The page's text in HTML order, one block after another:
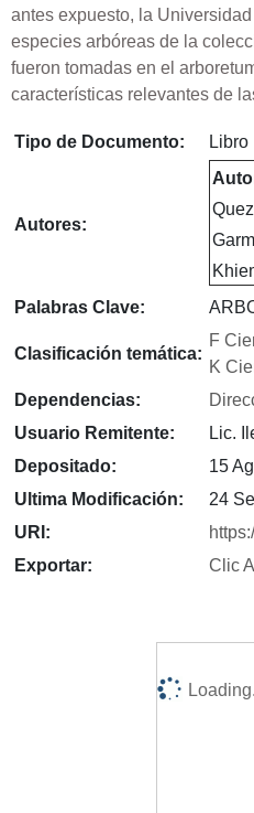
antes expuesto, la
especies arbóreas de la
fueron tomadas en el
características relevantes de
Tipo de Documento:
Libro
Autores:
Palabras Clave:
Clasificación temática:
F
K
Dependencias:
Usuario Remitente:
Lic.
Depositado:
15
Ultima Modificación:
24
URI:
Exportar:
Clic